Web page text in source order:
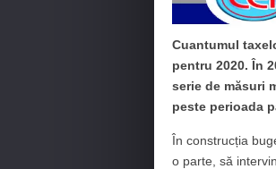
Cuantumul
pentru 2020. În
serie de măsuri
peste perioada
În construcția
o parte, să